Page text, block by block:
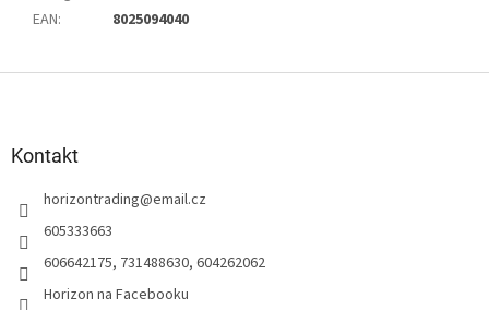
EAN: 8025094040
Kontakt
horizontrading@email.cz
605333663
606642175, 731488630, 604262062
Horizon na Facebooku